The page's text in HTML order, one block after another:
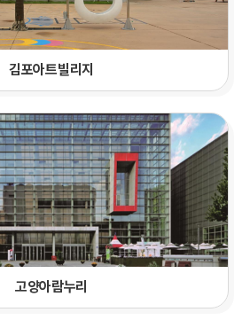
김포아트빌리지
고양아람누리